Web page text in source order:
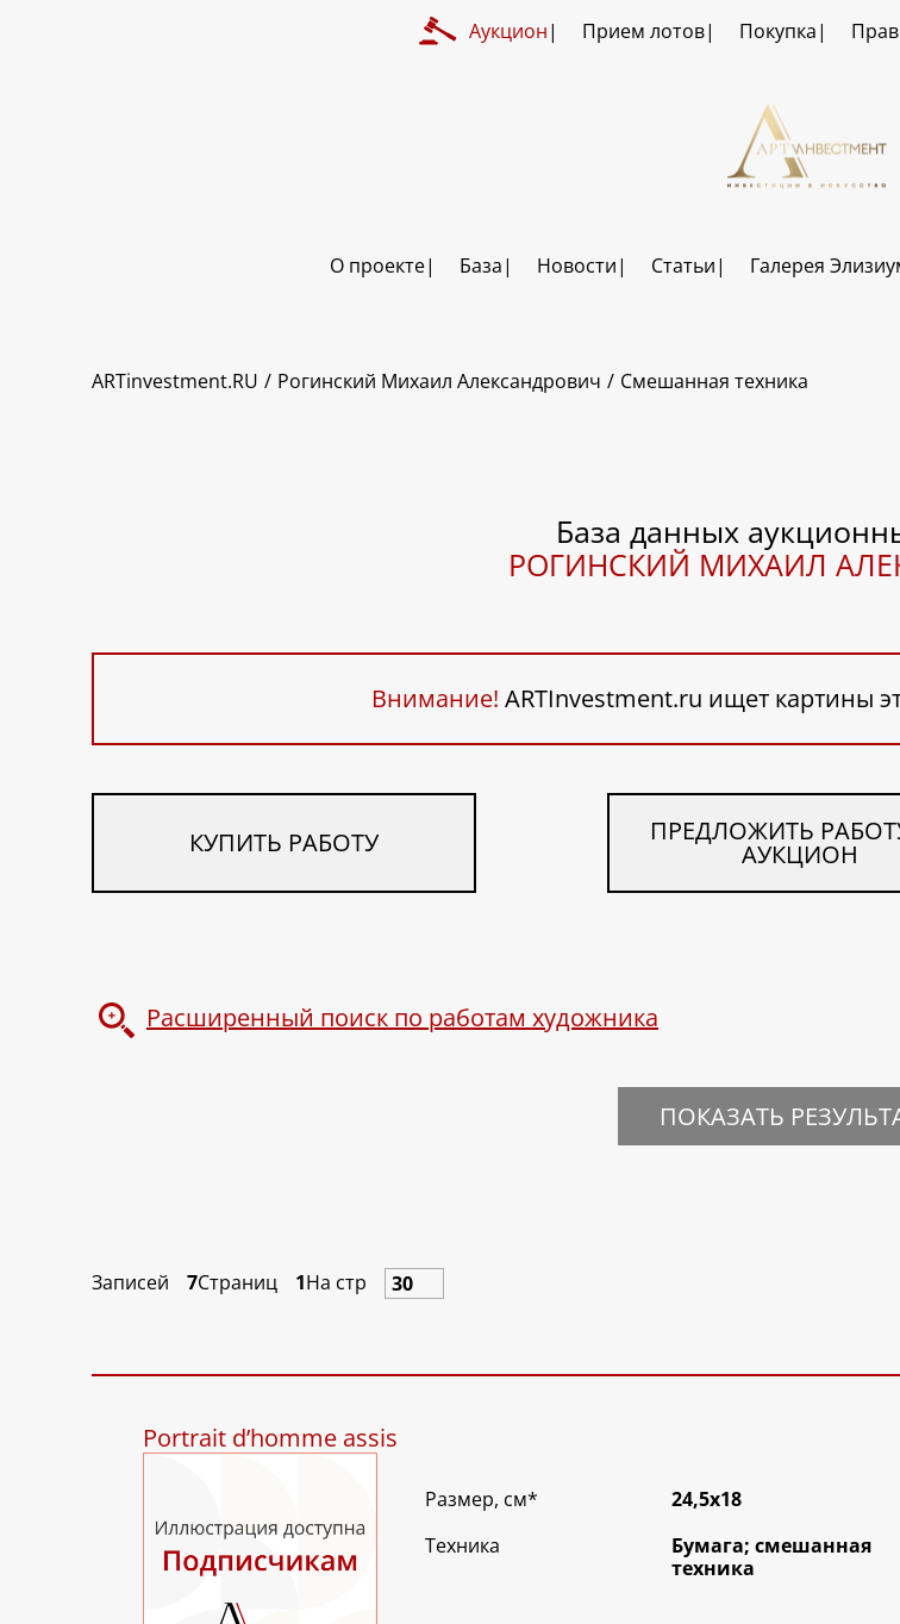
Аукцион Прием лотов Покупка
О проекте База Новости Статьи Галерея
ARTinvestment.RU Рогинский Михаил Александрович Смешанная техника
База данных
РОГИНСКИЙ МИХАИЛ
Внимание! ARTInvestment.ru ищет картины
КУПИТЬ РАБОТУ ПРЕДЛОЖИТЬ
АУКЦИОН
Расширенный поиск по работам художника
ПОКАЗАТЬ
Записей 7Страниц 1На стр
Portrait d’homme assis
Размер, см*
24,5х18
Техника
Бумага; смешанная
техника